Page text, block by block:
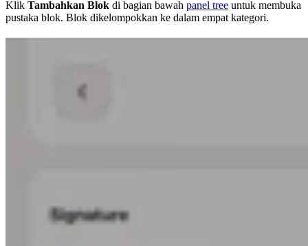
Klik Tambahkan Blok di bagian bawah panel tree untuk membuka
pustaka blok. Blok dikelompokkan ke dalam empat kategori.